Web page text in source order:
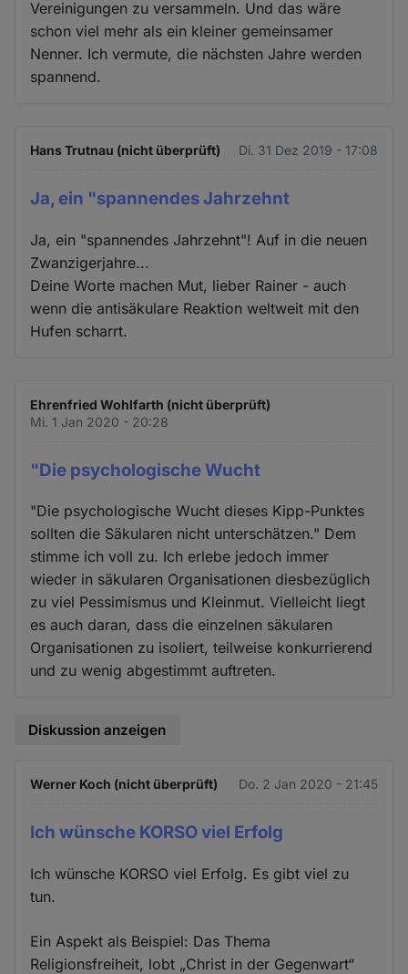
Vereinigungen zu versammeln. Und das wäre
schon viel mehr als ein kleiner gemeinsamer
Nenner. Ich vermute, die nächsten Jahre werden
spannend.
Hans Trutnau (nicht überprüft) Di. 31 Dez 2019 - 17:08
Ja, ein "spannendes Jahrzehnt
Ja, ein "spannendes Jahrzehnt"! Auf in die neuen
Zwanzigerjahre...
Deine Worte machen Mut, lieber Rainer - auch
wenn die antisäkulare Reaktion weltweit mit den
Hufen scharrt.
Ehrenfried Wohlfarth (nicht überprüft)
Mi. 1 Jan 2020 - 20:28
"Die psychologische Wucht
"Die psychologische Wucht dieses Kipp-Punktes
sollten die Säkularen nicht unterschätzen." Dem
stimme ich voll zu. Ich erlebe jedoch immer
wieder in säkularen Organisationen diesbezüglich
zu viel Pessimismus und Kleinmut. Vielleicht liegt
es auch daran, dass die einzelnen säkularen
Organisationen zu isoliert, teilweise konkurrierend
und zu wenig abgestimmt auftreten.
Diskussion anzeigen
Werner Koch (nicht überprüft) Do. 2 Jan 2020 - 21:45
Ich wünsche KORSO viel Erfolg
Ich wünsche KORSO viel Erfolg. Es gibt viel zu
tun.
Ein Aspekt als Beispiel: Das Thema
Religionsfreiheit, lobt „Christ in der Gegenwart“